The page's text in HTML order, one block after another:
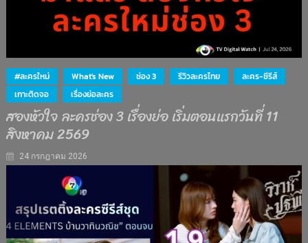
#ละครใหม่ What's New ช่อง 3 รีวิวละครไทย
ละคร-ซีรีส์
เกาะติดจอ
เรื่องย่อละคร
สองหัวใจ ละครช่อง 3 เรื่องย่อ เริ่มตอนแรกวันที่ 11
สิงหาคม 2569
24 กรกฎาคม 2026